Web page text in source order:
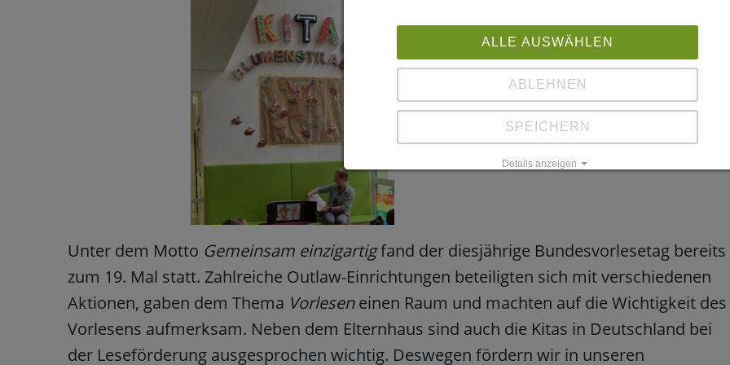
Unter dem Motto Gemeinsam einzigartigfand der diesjährige Bundesvorlesetag bereits
zum 19. Mal statt. Zahlreiche Outlaw-Einrichtungen beteiligten sich mit verschiedenen
Aktionen, gaben dem Thema Vorleseneinen Raum und machten auf die Wichtigkeit des
Vorlesens aufmerksam. Neben dem Elternhaus sind auch die Kitas in Deutschland bei
der Leseförderung ausgesprochen wichtig. Deswegen fördern wir in unseren
ALLE AUSWÄHLEN
ABLEHNEN
SPEICHERN
Details anzeigen